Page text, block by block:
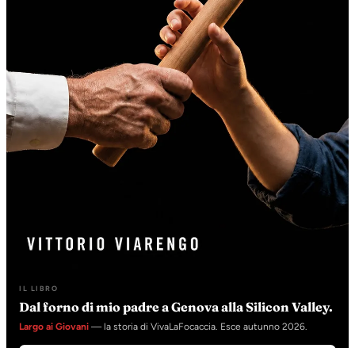
IL LIBRO
Dal forno di mio padre a Genova alla Silicon Valley.
Largo ai Giovani — la storia di VivaLaFocaccia. Esce autunno 2026.